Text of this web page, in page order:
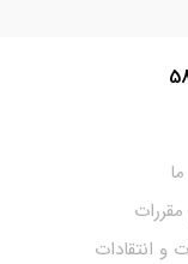
و انتقادات